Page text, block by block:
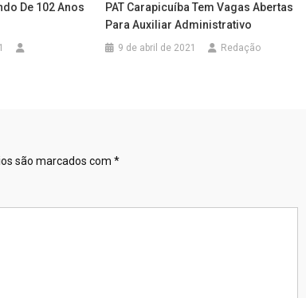
De 102 Anos
PAT Carapicuíba Tem Vagas Abertas
Para Auxiliar Administrativo
9 de abril de 2021 Redação
são marcados com *